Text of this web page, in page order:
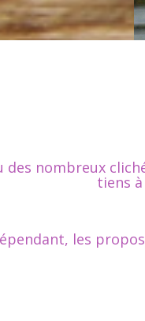
des nombreux
tiens
les